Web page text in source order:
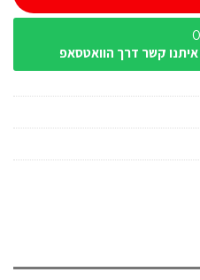
איתנו קשר דרך הוואטסאפ